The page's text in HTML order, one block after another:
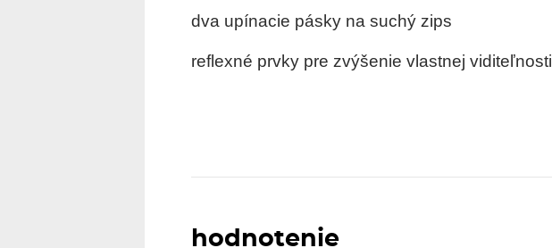
dva upínacie pásky na suchý zips
reflexné prvky pre zvýšenie vlastnej viditeľnosti
hodnotenie